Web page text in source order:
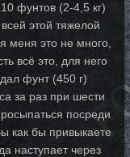
фунтов (2-4,5 кг)
этой тяжелой
меня это не много,
всё это, для него
фунт (450 г)
за раз при шести
посреди
как бы привыкаете
наступает через